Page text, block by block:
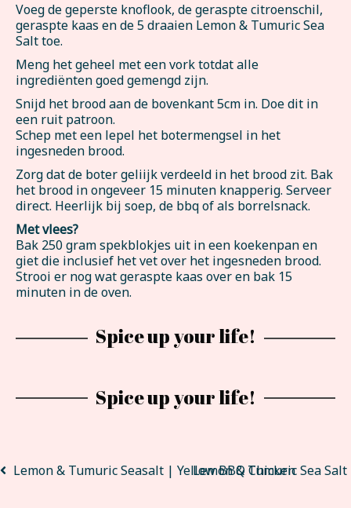
Voeg de geperste knoflook, de geraspte citroenschil,
geraspte kaas en de 5 draaien Lemon & Tumuric Sea
Salt toe.
Meng het geheel met een vork totdat alle
ingrediënten goed gemengd zijn.
Snijd het brood aan de bovenkant 5cm in. Doe dit in
een ruit patroon.
Schep met een lepel het botermengsel in het
ingesneden brood.
Zorg dat de boter geliijk verdeeld in het brood zit. Bak
het brood in ongeveer 15 minuten knapperig. Serveer
direct. Heerlijk bij soep, de bbq of als borrelsnack.
Met vlees?
Bak 250 gram spekblokjes uit in een koekenpan en
giet die inclusief het vet over het ingesneden brood.
Strooi er nog wat geraspte kaas over en bak 15
minuten in de oven.
Spice up your life!
Spice up your life!
Lemon & Tumuric Seasalt | Yellow BBQ Chicken
Lemon & Tumuric Sea